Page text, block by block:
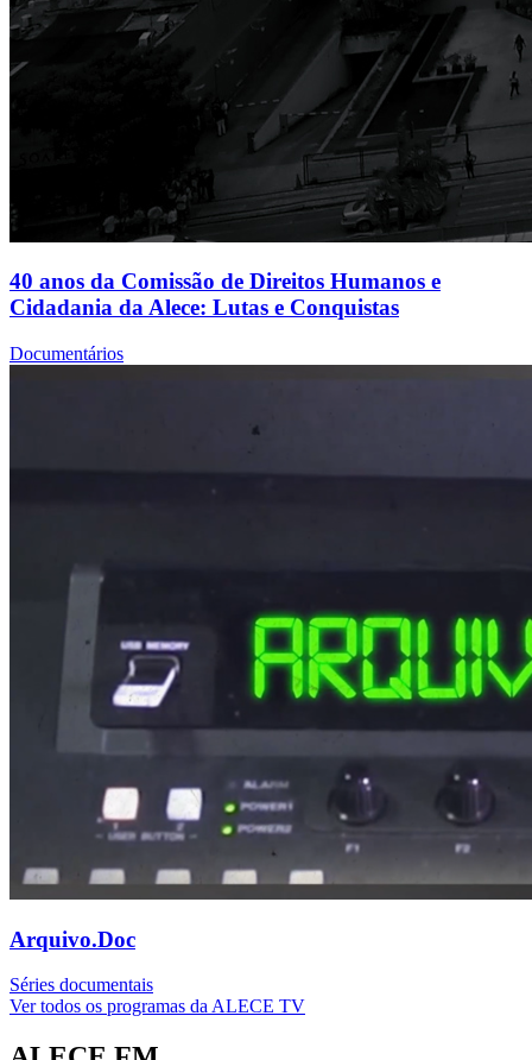
40 anos da Comissão de Direitos Humanos e
Cidadania da Alece: Lutas e Conquistas
Documentários
Arquivo.Doc
Séries documentais
Ver todos os programas da ALECE TV